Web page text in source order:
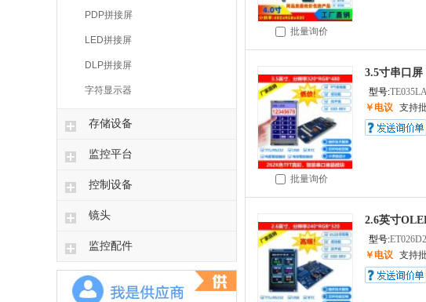
PDP拼接屏
LED拼接屏
DLP拼接屏
字符显示器
存储设备
监控平台
控制设备
镜头
监控配件
批量询价
批量询价
3.5寸串口屏
型号:
￥电议 支持
2.6英寸
型号:
￥电议 支持